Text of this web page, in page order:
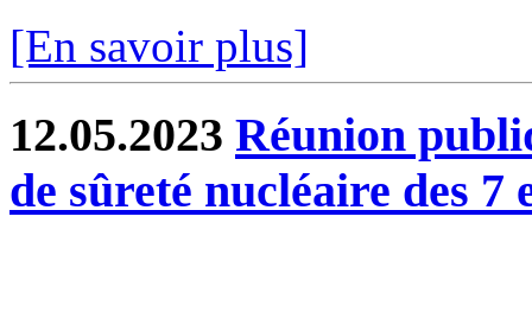
[En savoir plus]
12.05.2023 Réunion
de sûreté nucléaire des 7